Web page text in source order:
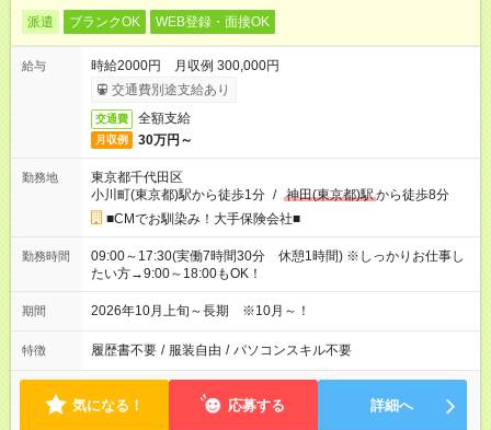
派遣 ブランクOK WEB登録・面接OK
給与
時給2000円 月収例 300,000円
交通費別途支給あり
交通費 全額支給
月収例 30万円～
勤務地
東京都千代田区
小川町(東京都)駅から徒歩1分 / 神田(東京都)駅から徒歩8分
■CMでお馴染み！大手保険会社■
勤務時間
09:00～17:30(実働7時間30分 休憩1時間) ※しっかりお仕事し
たい方→9:00～18:00もOK！
期間 2026年10月上旬～長期 ※10月～！
特徴 履歴書不要 / 服装自由 / パソコンスキル不要
気になる！ 応募する 詳細へ